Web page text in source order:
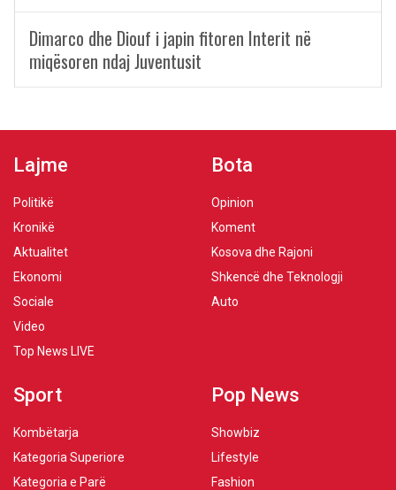
Dimarco dhe Diouf i japin fitoren Interit në
miqësoren ndaj Juventusit
Lajme
Politikë
Kronikë
Aktualitet
Ekonomi
Sociale
Video
Top News LIVE
Bota
Opinion
Koment
Kosova dhe Rajoni
Shkencë dhe Teknologji
Auto
Sport
Kombëtarja
Kategoria Superiore
Kategoria e Parë
Pop News
Showbiz
Lifestyle
Fashion